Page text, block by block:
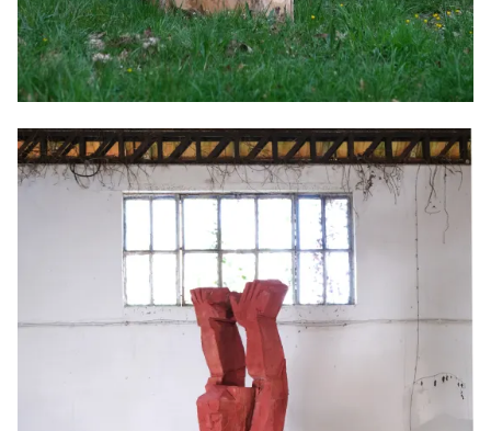
" Oiseau, vole ! ", 2025